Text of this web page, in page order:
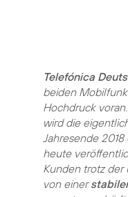
Telefónica
beiden
Hochdruck
wird die
Jahresende
heute
Kunden trotz der
von einer